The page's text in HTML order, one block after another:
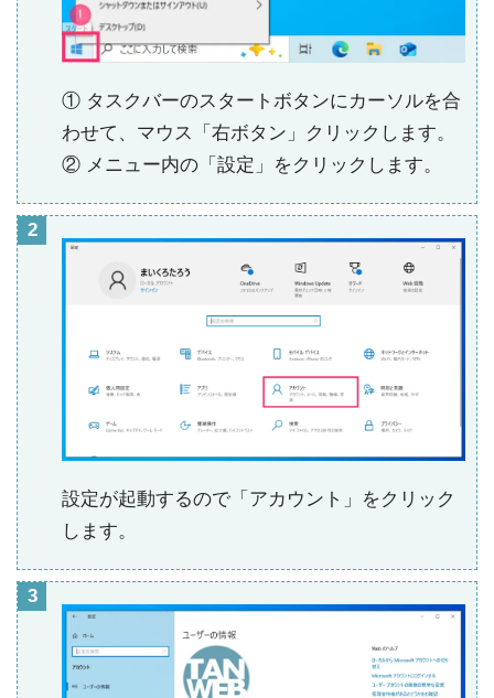
① タスクバーのスタートボタンにカーソルを合
わせて、マウス「右ボタン」クリックします。
② メニュー内の「設定」をクリックします。
設定が起動するので「アカウント」をクリック
します。